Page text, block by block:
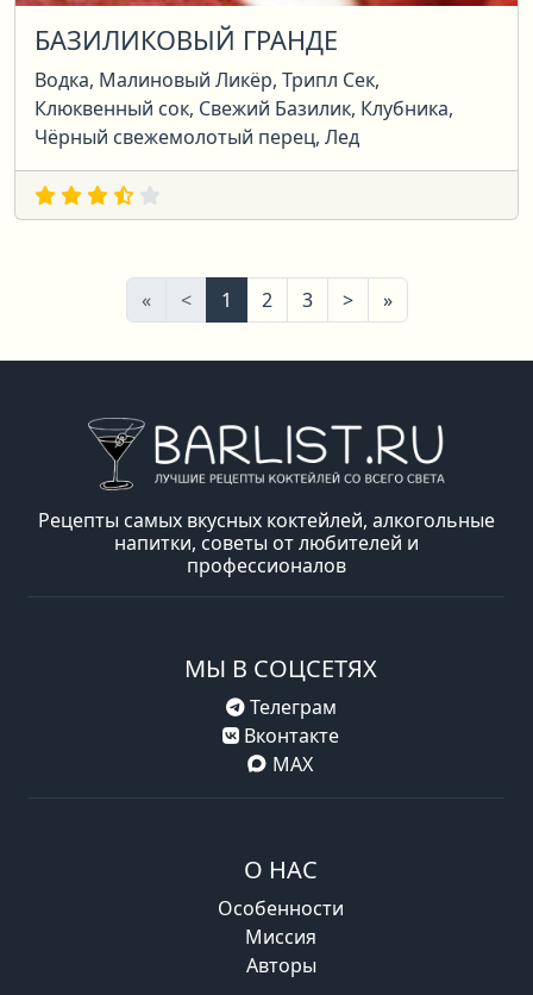
БАЗИЛИКОВЫЙ ГРАНДЕ
Водка, Малиновый Ликёр, Трипл Сек,
Клюквенный сок, Свежий Базилик, Клубника,
Чёрный свежемолотый перец, Лед
«Первая
<Предыдущая
1 2 3 >Следующая
»Последняя
Рецепты самых вкусных коктейлей, алкогольные
напитки, советы от любителей и
профессионалов
МЫ В СОЦСЕТЯХ
Телеграм
Вконтакте
MAX
О НАС
Особенности
Миссия
Авторы